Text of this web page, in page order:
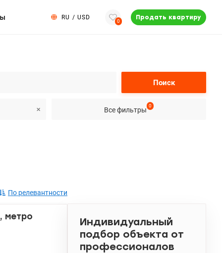
RU / USD
0
Продать квартиру
Поиск
Все фильтры
0
По релевантности
метро
Индивидуальный
подбор объекта от
профессионалов